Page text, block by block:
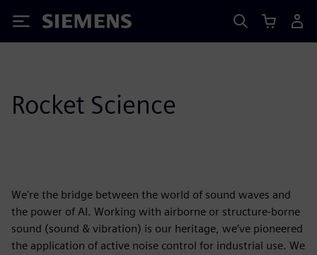
Siemens
Rocket Science
We're the bridge between the world of sound waves and
the power of AI. Working with airborne or structure-borne
sound (sound & vibration) is our heritage, we’ve pioneered
the application of active noise control for industrial use. We